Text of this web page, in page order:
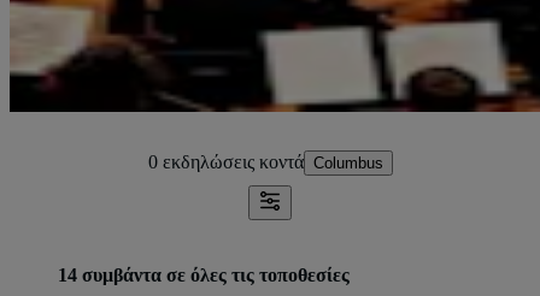
0 εκδηλώσεις κοντά Columbus
14 συμβάντα σε όλες τις τοποθεσίες